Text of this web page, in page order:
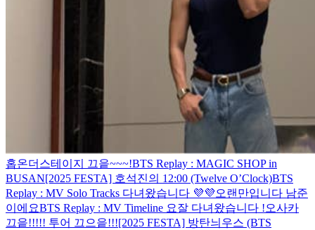
홉온더스테이지 끄읕~~~!BTS Replay : MAGIC SHOP in
BUSAN[2025 FESTA] 호석진의 12:00 (Twelve O’Clock)BTS
Replay : MV Solo Tracks 다녀왔습니다 💜💜오랜만입니다 남준
이에요BTS Replay : MV Timeline 요잘 다녀왔습니다 !오사카
끄읕!!!!! 투어 끄으읕!!![2025 FESTA] 방탄늬우스 (BTS